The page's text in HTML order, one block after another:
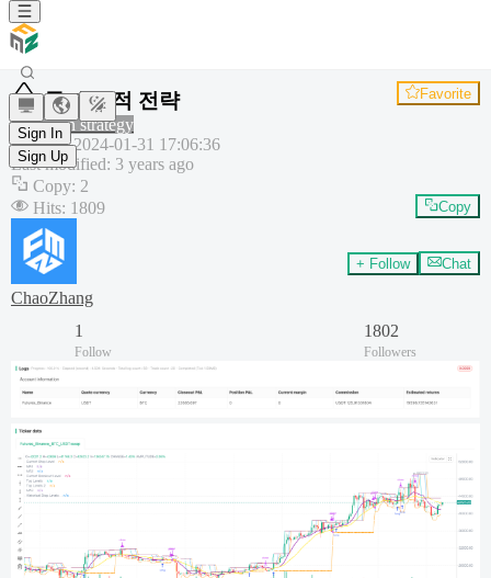
Sign In
Sign Up
돌파 추적 전략 Favorite
Common strategy
Created:2024-01-31 17:06:36
Last modified: 3 years ago
Copy: 2
Hits: 1809 Copy
ChaoZhang
+ Follow Chat
1
Follow
1802
Followers